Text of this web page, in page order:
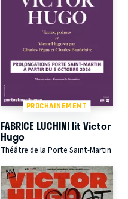
PROCHAINEMENT
FABRICE LUCHINI lit Victor
Hugo
Théâtre de la Porte Saint-Martin